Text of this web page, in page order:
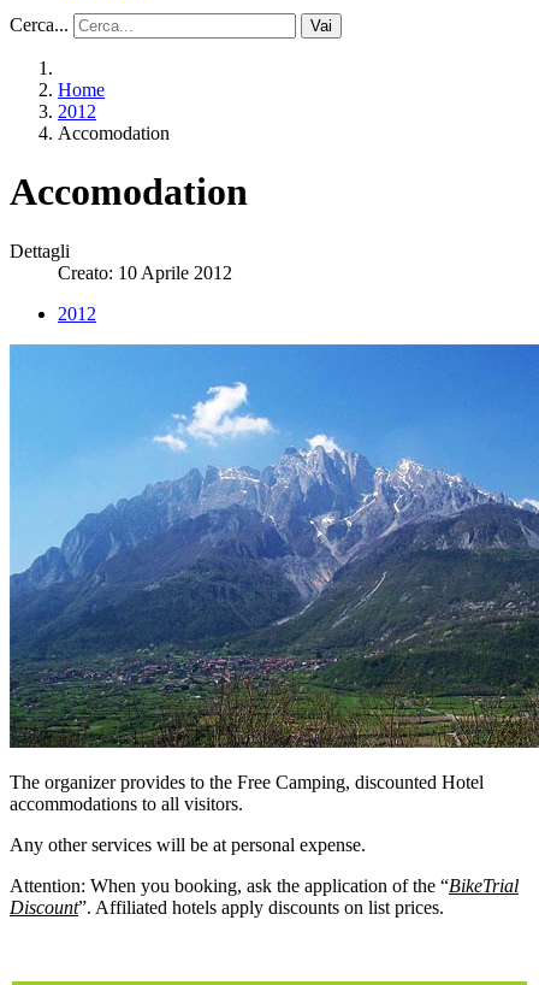
Cerca... Vai
Home
2012
Accomodation
Accomodation
Dettagli
Creato: 10 Aprile 2012
2012
The organizer provides to the Free Camping, discounted Hotel
accommodations to all visitors.
Any other services will be at personal expense.
Attention: When you booking, ask the application of the “BikeTrial
Discount”. Affiliated hotels apply discounts on list prices.